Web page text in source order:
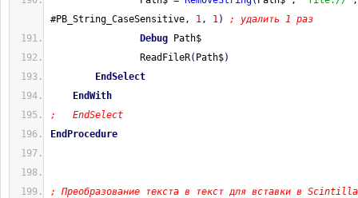
#PB_String_CaseSensitive, 1, 1)
; удалить 1 раз
Debug Path$
ReadFileR( Path$)
EndSelect
EndWith
;   EndSelect
EndProcedure
; Преобразование текста в текст для вставки в Scintilla